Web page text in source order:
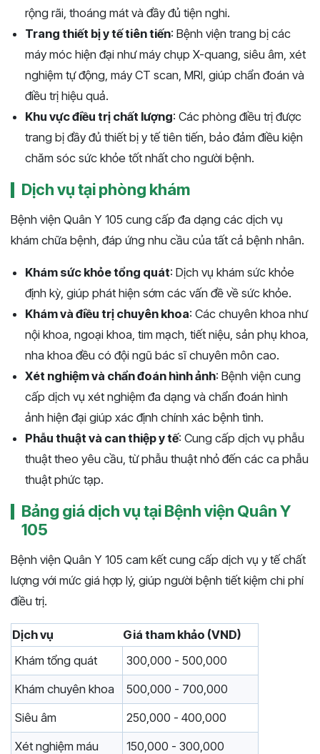
rộng rãi, thoáng mát và đầy đủ tiện nghi.
Trang thiết bị y tế tiên tiến: Bệnh viện trang bị các
máy móc hiện đại như máy chụp X-quang, siêu âm, xét
nghiệm tự động, máy CT scan, MRI, giúp chẩn đoán và
điều trị hiệu quả.
Khu vực điều trị chất lượng: Các phòng điều trị được
trang bị đầy đủ thiết bị y tế tiên tiến, bảo đảm điều kiện
chăm sóc sức khỏe tốt nhất cho người bệnh.
Dịch vụ tại phòng khám
Bệnh viện Quân Y 105 cung cấp đa dạng các dịch vụ
khám chữa bệnh, đáp ứng nhu cầu của tất cả bệnh nhân.
Khám sức khỏe tổng quát: Dịch vụ khám sức khỏe
định kỳ, giúp phát hiện sớm các vấn đề về sức khỏe.
Khám và điều trị chuyên khoa: Các chuyên khoa như
nội khoa, ngoại khoa, tim mạch, tiết niệu, sản phụ khoa,
nha khoa đều có đội ngũ bác sĩ chuyên môn cao.
Xét nghiệm và chẩn đoán hình ảnh: Bệnh viện cung
cấp dịch vụ xét nghiệm đa dạng và chẩn đoán hình
ảnh hiện đại giúp xác định chính xác bệnh tình.
Phẫu thuật và can thiệp y tế: Cung cấp dịch vụ phẫu
thuật theo yêu cầu, từ phẫu thuật nhỏ đến các ca phẫu
thuật phức tạp.
Bảng giá dịch vụ tại Bệnh viện Quân Y
105
Bệnh viện Quân Y 105 cam kết cung cấp dịch vụ y tế chất
lượng với mức giá hợp lý, giúp người bệnh tiết kiệm chi phí
điều trị.
Dịch vụ
Giá tham khảo (VND)
Khám tổng quát
300,000 - 500,000
Khám chuyên khoa
500,000 - 700,000
Siêu âm
250,000 - 400,000
Xét nghiệm máu
150,000 - 300,000